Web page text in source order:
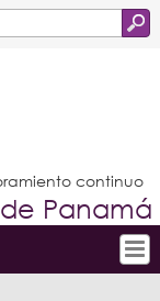
continuo
Panamá